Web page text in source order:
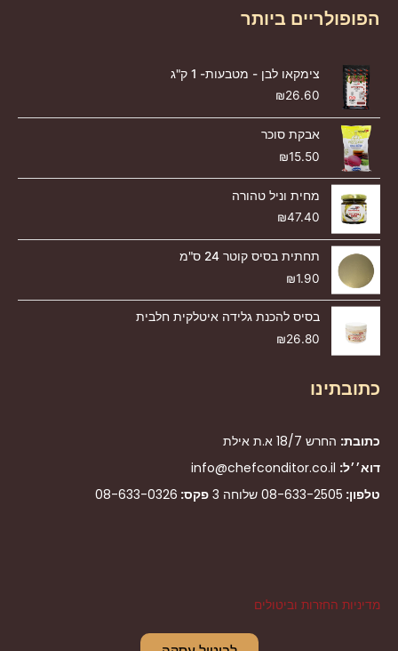
הפופולריים ביותר
צימקאו לבן - מטבעות- 1 ק"ג
₪26.60
אבקת סוכר
₪15.50
מחית וניל טהורה
₪47.40
תחתית בסיס קוטר 24 ס"מ
₪1.90
בסיס להכנת גלידה איטלקית חלבית
₪26.80
כתובתינו
כתובת: החרש 18/7 א.ת אילת
דוא׳׳ל: info@chefconditor.co.il
טלפון: 08-633-2505 שלוחה 3 פקס: 08-633-0326
מדיניות החזרות וביטולים